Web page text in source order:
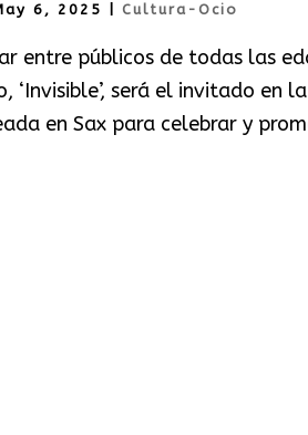
6, 2025 Cultura-Ocio
entre públicos de todas las
‘Invisible’, será el invitado
en Sax para celebrar y